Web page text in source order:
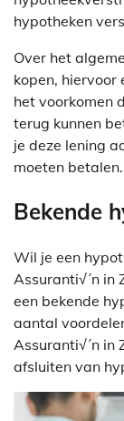
hypotheken
Over het
kopen, hiervoor
het voorkomen
terug kunnen
je deze lening
moeten betalen.
Bekende
Wil je een
Assuranti√´n in
een bekende
aantal
Assuranti√´n in
afsluiten van